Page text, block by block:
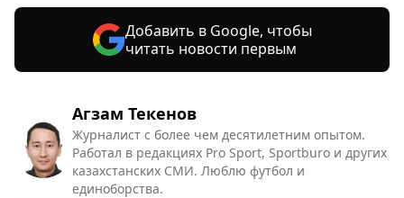
Агзам Текенов
Журналист с более чем десятилетним опытом.
Работал в редакциях Pro Sport, Sportburo и других
казахстанских СМИ. Люблю футбол и
единоборства.
Добавить в Google, чтобы
читать новости первым